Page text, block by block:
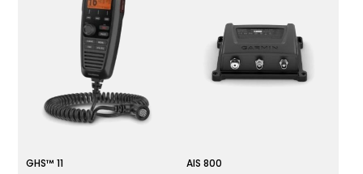
GHS™ 11 AIS 800